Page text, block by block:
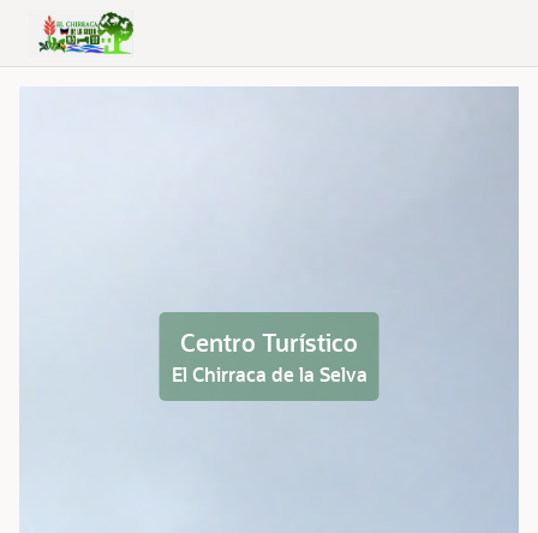
Skip to Main Content
Centro Turístico
El Chirraca de la Selva